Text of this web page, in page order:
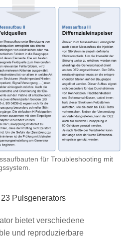
für Troubleshooting mit
Pulsgenerators
bietet verschiedene
und reproduzierbare